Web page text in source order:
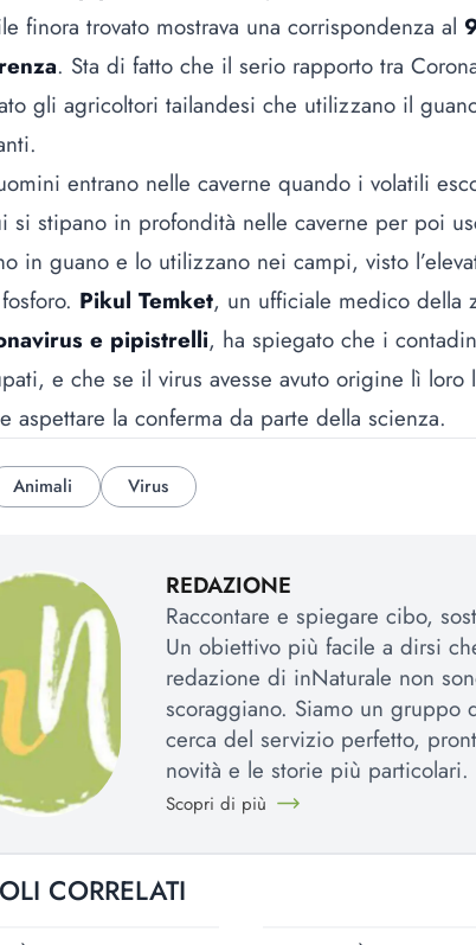
finora trovato mostrava una corrispondenza al
. Sta di fatto che il serio rapporto tra
gli agricoltori tailandesi che utilizzano il
entrano nelle caverne quando i volatili
si stipano in profondità nelle caverne per poi
in guano e lo utilizzano nei campi, visto
Pikul Temket, un ufficiale medico della
e pipistrelli, ha spiegato che i
e che se il virus avesse avuto origine lì
aspettare la conferma da parte della scienza.
Animali Virus
REDAZIONE
Raccontare e spiegare cibo,
Un obiettivo più facile a dirsi
redazione di inNaturale non
scoraggiano. Siamo un gruppo
cerca del servizio perfetto,
novità e le storie più particolari.
Scopri di più
CORRELATI